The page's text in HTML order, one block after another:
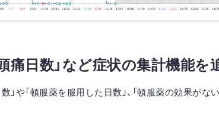
痛日数」など症状の集計機能を
や「頓服薬を服用した日数」、「頓服薬の効果がな